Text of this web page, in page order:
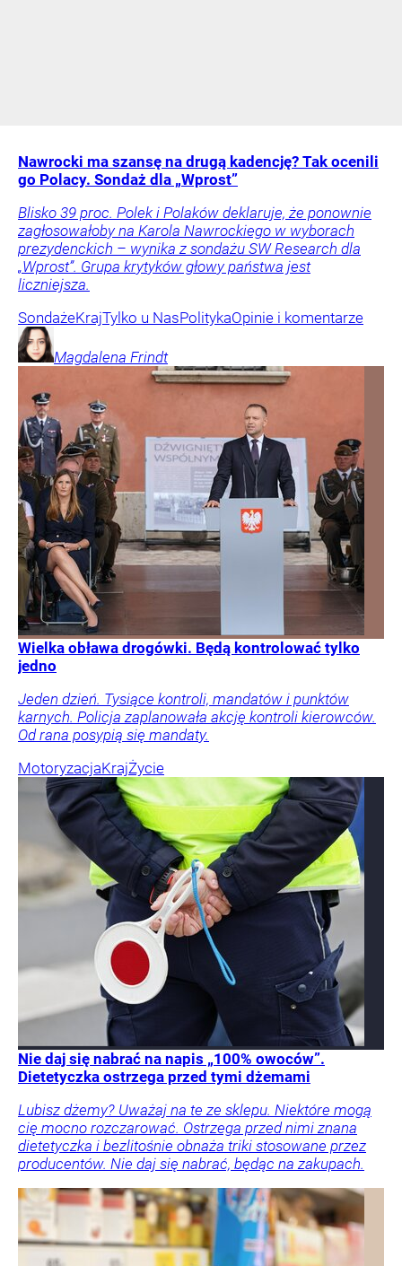
Nawrocki ma szansę na drugą kadencję? Tak ocenili
go Polacy. Sondaż dla „Wprost”
Blisko 39 proc. Polek i Polaków deklaruje, że ponownie
zagłosowałoby na Karola Nawrockiego w wyborach
prezydenckich – wynika z sondażu SW Research dla
„Wprost”. Grupa krytyków głowy państwa jest
liczniejsza.
SondażeKrajTylko u NasPolitykaOpinie i komentarze
Magdalena Frindt
Wielka obława drogówki. Będą kontrolować tylko
jedno
Jeden dzień. Tysiące kontroli, mandatów i punktów
karnych. Policja zaplanowała akcję kontroli kierowców.
Od rana posypią się mandaty.
MotoryzacjaKrajŻycie
Nie daj się nabrać na napis „100% owoców”.
Dietetyczka ostrzega przed tymi dżemami
Lubisz dżemy? Uważaj na te ze sklepu. Niektóre mogą
cię mocno rozczarować. Ostrzega przed nimi znana
dietetyczka i bezlitośnie obnaża triki stosowane przez
producentów. Nie daj się nabrać, będąc na zakupach.